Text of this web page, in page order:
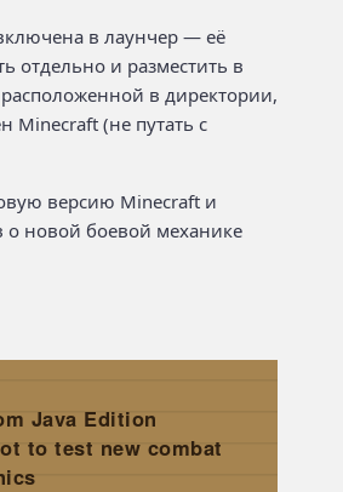
в лаунчер — её
отдельно и разместить в
в директории,
Minecraft (не путать с
версию Minecraft и
о новой боевой механике
Java Edition
to test new combat